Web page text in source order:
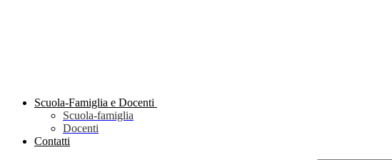
Scuola-Famiglia e Docenti
Scuola-famiglia
Docenti
Contatti